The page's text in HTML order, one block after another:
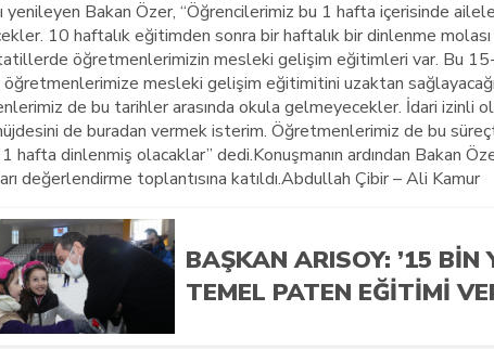
yenileyen Bakan Özer, “Öğrencilerimiz bu 1 hafta içerisinde
10 haftalık eğitimden sonra bir haftalık bir dinlenme
öğretmenlerimizin mesleki gelişim eğitimleri var. Bu
öğretmenlerimize mesleki gelişim eğitimitini uzaktan
de bu tarihler arasında okula gelmeyecekler. İdari izinli
de buradan vermek isterim. Öğretmenlerimiz de bu
hafta dinlenmiş olacaklar” dedi.Konuşmanın ardından Bakan
değerlendirme toplantısına katıldı.Abdullah Çibir – Ali Kamur
BAŞKAN ARISOY: ’15 BIN
TEMEL PATEN EĞITIMI